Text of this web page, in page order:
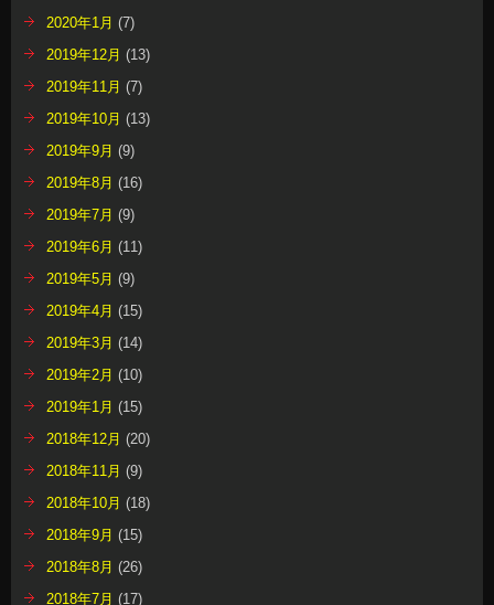
2020年1月 (7)
2019年12月 (13)
2019年11月 (7)
2019年10月 (13)
2019年9月 (9)
2019年8月 (16)
2019年7月 (9)
2019年6月 (11)
2019年5月 (9)
2019年4月 (15)
2019年3月 (14)
2019年2月 (10)
2019年1月 (15)
2018年12月 (20)
2018年11月 (9)
2018年10月 (18)
2018年9月 (15)
2018年8月 (26)
2018年7月 (17)